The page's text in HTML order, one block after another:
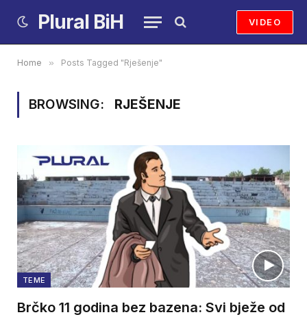
Plural BiH VIDEO
Home » Posts Tagged "Rješenje"
BROWSING: RJEŠENJE
TEME
Brčko 11 godina bez bazena: Svi bježe od